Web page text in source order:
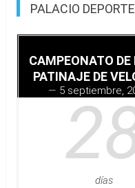
entradas
PALACIO
CAMPEONATO DE
PATINAJE DE
5 septiembre,
días